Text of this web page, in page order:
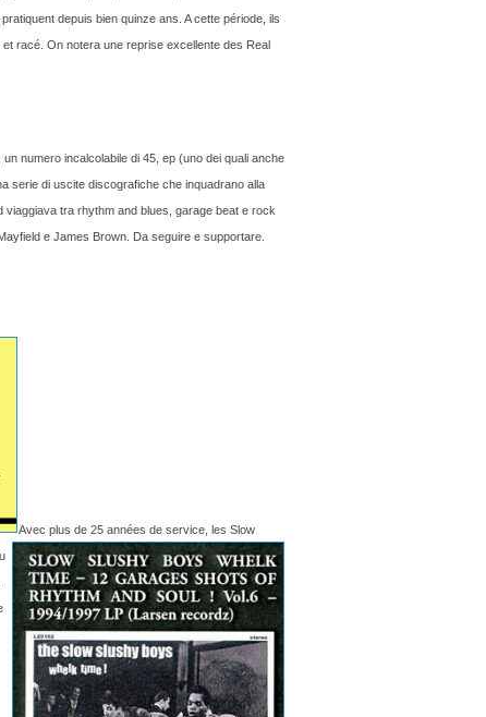
depuis bien quinze ans. A cette période, ils
racé. On notera une reprise excellente des Real
numero incalcolabile di 45, ep (uno dei quali anche
serie di uscite discografiche che inquadrano alla
viaggiava tra rhythm and blues, garage beat e rock
e James Brown. Da seguire e supportare.
Avec plus de 25 années de service, les Slow